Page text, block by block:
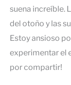
suena increíble.
del otoño y las
Estoy ansioso
experimentar el
por compartir!